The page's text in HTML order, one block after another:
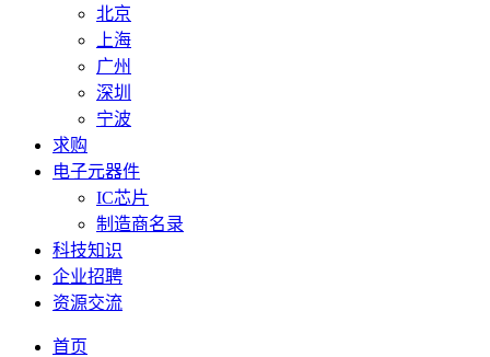
北京
上海
广州
深圳
宁波
求购
电子元器件
IC芯片
制造商名录
科技知识
企业招聘
资源交流
首页